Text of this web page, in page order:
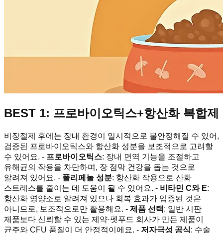
BEST 1: 프로바이오틱스+항산화 복합제
비장절제 후에는 장내 환경이 일시적으로 불안정해질 수 있어,
검증된 프로바이오틱스와 항산화 성분을 보조적으로 고려할
수 있어요. - 프로바이오틱스: 장내 면역 기능을 조절하고
유해균의 작용을 차단하며, 장 점막 건강을 돕는 것으로
알려져 있어요. - 폴리페놀 성분: 항산화 작용으로 산화
스트레스를 줄이는 데 도움이 될 수 있어요. - 비타민 C와 E:
항산화 영양소로 알려져 있으나 회복 효과가 입증된 것은
아니므로, 보조적으로만 활용해요. - 제품 선택: 일반 시판
제품보다 신뢰할 수 있는 제약·펫푸드 회사가 만든 제품이
균주와 CFU 품질이 더 안정적이에요. - 저자극성 공식: 수술